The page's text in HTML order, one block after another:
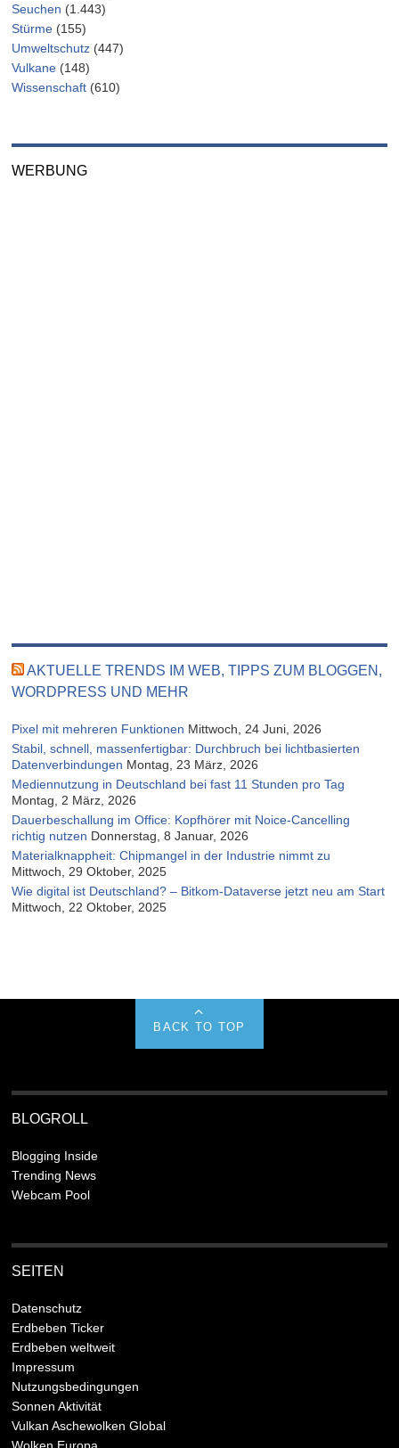
Seuchen (1.443)
Stürme (155)
Umweltschutz (447)
Vulkane (148)
Wissenschaft (610)
WERBUNG
AKTUELLE TRENDS IM WEB, TIPPS ZUM BLOGGEN,
WORDPRESS UND MEHR
Pixel mit mehreren Funktionen Mittwoch, 24 Juni, 2026
Stabil, schnell, massenfertigbar: Durchbruch bei lichtbasierten
Datenverbindungen Montag, 23 März, 2026
Mediennutzung in Deutschland bei fast 11 Stunden pro Tag
Montag, 2 März, 2026
Dauerbeschallung im Office: Kopfhörer mit Noice-Cancelling
richtig nutzen Donnerstag, 8 Januar, 2026
Materialknappheit: Chipmangel in der Industrie nimmt zu
Mittwoch, 29 Oktober, 2025
Wie digital ist Deutschland? – Bitkom-Dataverse jetzt neu am Start
Mittwoch, 22 Oktober, 2025
BACK TO TOP
BLOGROLL
Blogging Inside
Trending News
Webcam Pool
SEITEN
Datenschutz
Erdbeben Ticker
Erdbeben weltweit
Impressum
Nutzungsbedingungen
Sonnen Aktivität
Vulkan Aschewolken Global